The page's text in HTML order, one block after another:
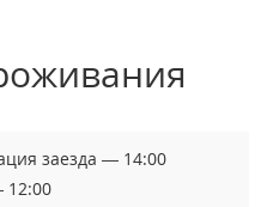
заезда — 14:00
12:00